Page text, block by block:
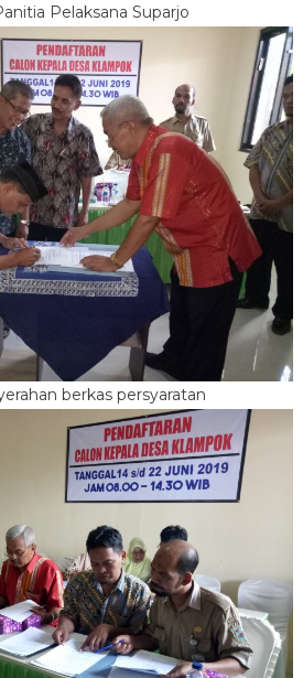
Pelaksana Suparjo
berkas persyaratan